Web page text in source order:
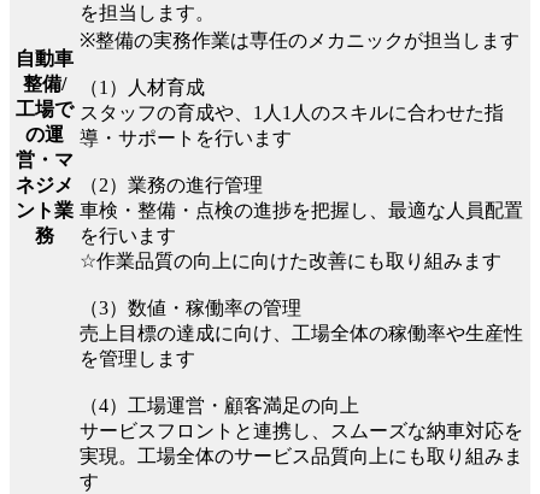
自動車
整備/
工場で
の運
営・マ
ネジメ
ント業
務
を担当します。
※整備の実務作業は専任のメカニックが担当します
（1）人材育成
スタッフの育成や、1人1人のスキルに合わせた指
導・サポートを行います
（2）業務の進行管理
車検・整備・点検の進捗を把握し、最適な人員配置
を行います
☆作業品質の向上に向けた改善にも取り組みます
（3）数値・稼働率の管理
売上目標の達成に向け、工場全体の稼働率や生産性
を管理します
（4）工場運営・顧客満足の向上
サービスフロントと連携し、スムーズな納車対応を
実現。工場全体のサービス品質向上にも取り組みま
す